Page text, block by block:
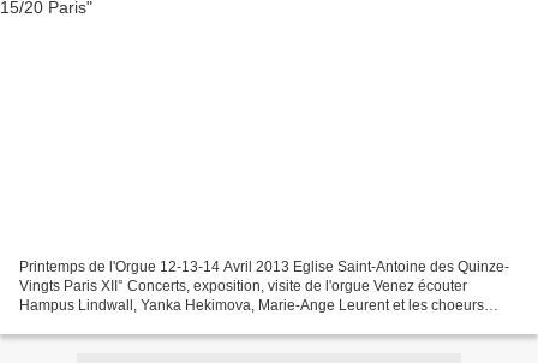
Printemps de l'Orgue 12-13-14 Avril 2013 Eglise Saint-Antoine des Quinze-
Vingts Paris XII° Concerts, exposition, visite de l'orgue Venez écouter
Hampus Lindwall, Yanka Hekimova, Marie-Ange Leurent et les choeurs